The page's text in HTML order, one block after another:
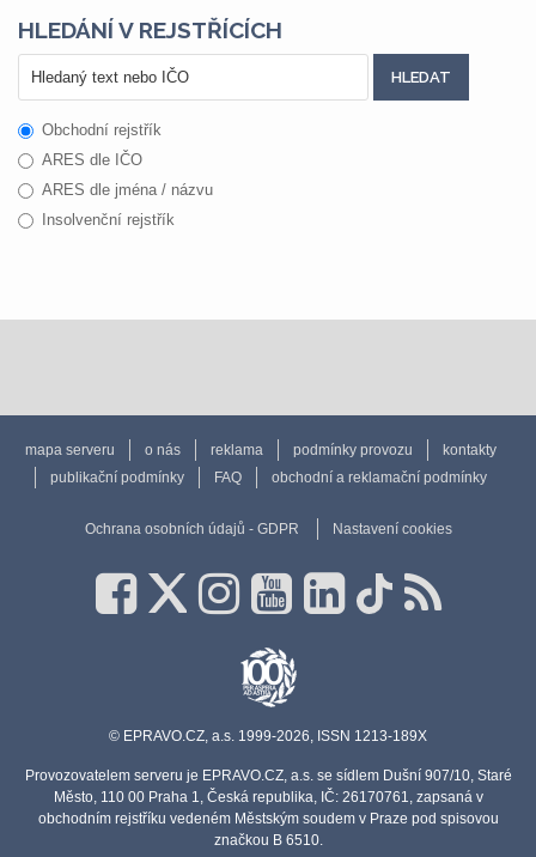
HLEDÁNÍ V REJSTŘÍCÍCH
Obchodní rejstřík
ARES dle IČO
ARES dle jména / názvu
Insolvenční rejstřík
mapa serveru o nás reklama podmínky provozu
kontakty
publikační podmínky
FAQ obchodní a reklamační podmínky
Ochrana osobních údajů - GDPR Nastavení cookies
© EPRAVO.CZ, a.s. 1999-2026, ISSN 1213-189X
Provozovatelem serveru je EPRAVO.CZ, a.s. se sídlem Dušní 907/10, Staré
Město, 110 00 Praha 1, Česká republika, IČ: 26170761, zapsaná v
obchodním rejstříku vedeném Městským soudem v Praze pod spisovou
značkou B 6510.